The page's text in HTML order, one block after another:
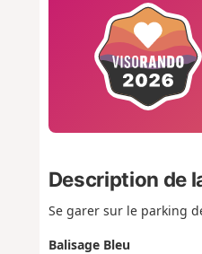
Description de
Se garer sur le parking
Balisage Bleu